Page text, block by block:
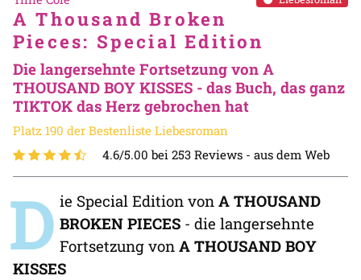
A Thousand Broken
Pieces: Special Edition
Die langersehnte Fortsetzung von A
THOUSAND BOY KISSES - das Buch, das ganz
TIKTOK das Herz gebrochen hat
Platz 190 der Bestenliste Liebesroman
4.6/5.00 bei 253 Reviews - aus dem Web
D ie Special Edition von A THOUSAND
BROKEN PIECES - die langersehnte
Fortsetzung von A THOUSAND BOY
KISSES